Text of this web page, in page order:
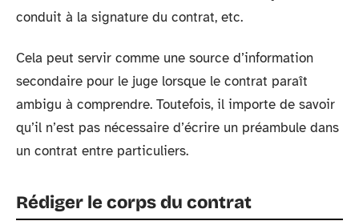
conduit à la signature du contrat, etc.
Cela peut servir comme une source d’information
secondaire pour le juge lorsque le contrat paraît
ambigu à comprendre. Toutefois, il importe de savoir
qu’il n’est pas nécessaire d’écrire un préambule dans
un contrat entre particuliers.
Rédiger le corps du contrat